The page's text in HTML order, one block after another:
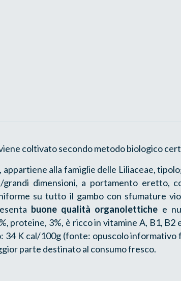
coltivato secondo metodo biologico
, appartiene alla famiglie delle Liliaceae,
dimensioni, a portamento eretto,
su tutto il gambo con sfumature
buone qualità organolettiche e
proteine, 3%, è ricco in vitamine A, B1, B2
34 K cal/100g (fonte: opuscolo informativo
parte destinato al consumo fresco.